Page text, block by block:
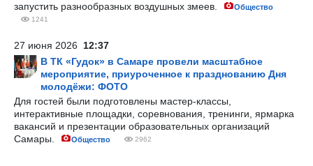
запустить разнообразных воздушных змеев.
Общество
1241
27 июня 2026 12:37
В ТК «Гудок» в Самаре провели масштабное
мероприятие, приуроченное к празднованию Дня
молодёжи: ФОТО
Для гостей были подготовлены мастер-классы,
интерактивные площадки, соревнования, тренинги, ярмарка
вакансий и презентации образовательных организаций
Самары.
Общество 2962